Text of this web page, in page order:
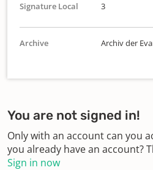
Signature Local 3
Archive Archiv der
You are not signed in!
Only with an account can you
you already have an account?
Sign in now